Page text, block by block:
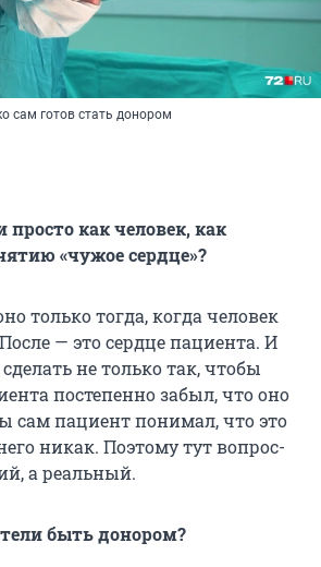
сам готов стать донором
как человек, как
«чужое сердце»?
только тогда, когда человек
— это сердце пациента. И
не только так, чтобы
постепенно забыл, что оно
сам пациент понимал, что это
никак. Поэтому тут вопрос-
а реальный.
быть донором?